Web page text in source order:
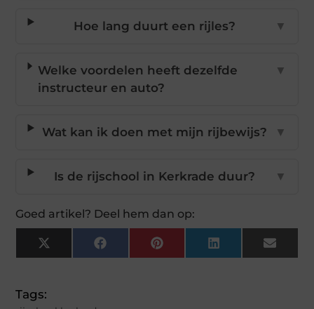
Hoe lang duurt een rijles? ▼
Welke voordelen heeft dezelfde
instructeur en auto?
▼
Wat kan ik doen met mijn rijbewijs? ▼
Is de rijschool in Kerkrade duur? ▼
Goed artikel? Deel hem dan op:
X
(Twitter)
FacebookPinterestLinkedInEmail
Tags: